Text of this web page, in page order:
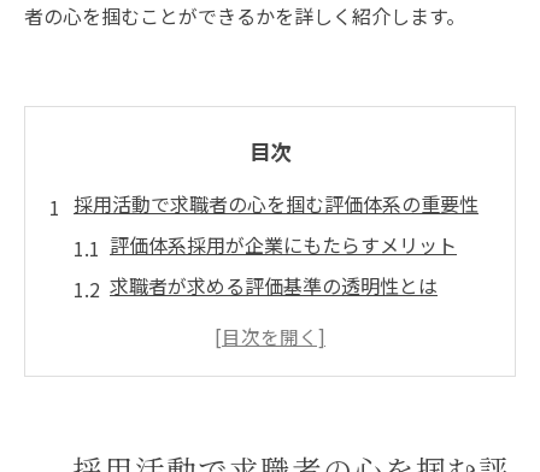
者の心を掴むことができるかを詳しく紹介します。
目次
採用活動で求職者の心を掴む評価体系の重要性
評価体系採用が企業にもたらすメリット
求職者が求める評価基準の透明性とは
多様な雇用形態に対応する評価体系の必要